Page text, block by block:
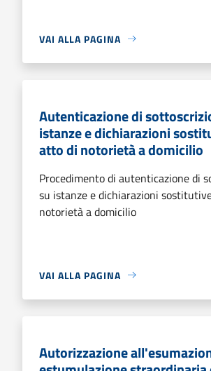
VAI ALLA PAGINA
Autenticazione di
istanze e dichiarazioni
atto di notorietà a domicilio
Procedimento di autenticazione di
su istanze e dichiarazioni
notorietà a domicilio
VAI ALLA PAGINA
Autorizzazione